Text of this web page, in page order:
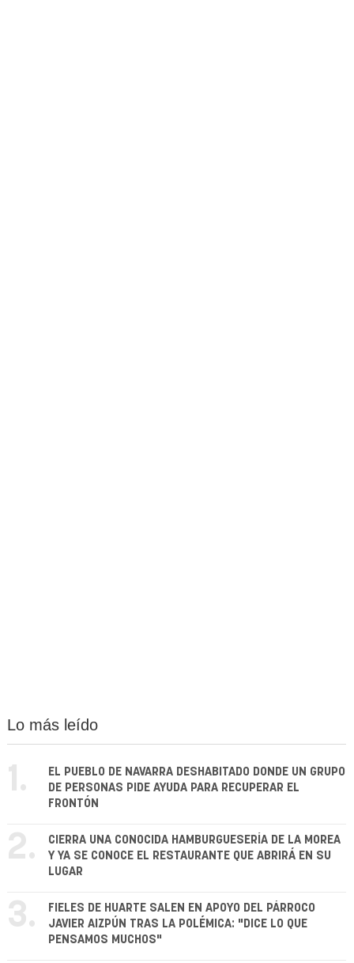
Lo más leído
1.
EL PUEBLO DE NAVARRA DESHABITADO DONDE UN GRUPO
DE PERSONAS PIDE AYUDA PARA RECUPERAR EL
FRONTÓN
2.
CIERRA UNA CONOCIDA HAMBURGUESERÍA DE LA MOREA
Y YA SE CONOCE EL RESTAURANTE QUE ABRIRÁ EN SU
LUGAR
3.
FIELES DE HUARTE SALEN EN APOYO DEL PÁRROCO
JAVIER AIZPÚN TRAS LA POLÉMICA: "DICE LO QUE
PENSAMOS MUCHOS"